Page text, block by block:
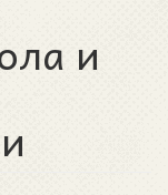
и